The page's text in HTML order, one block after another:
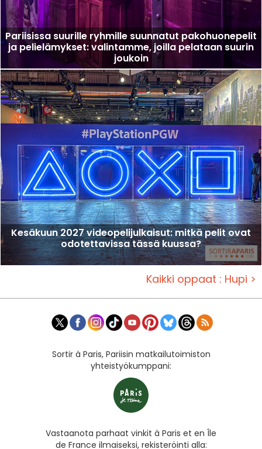
Pariisissa suurille ryhmille suunnatut pakohuonepelit
ja pelielämykset: valintamme, joilla pelataan suurin
joukoin
Kesäkuun 2027 videopelijulkaisut: mitkä pelit ovat
odotettavissa tässä kuussa?
Kaikki oppaat : Hupi >
Sortir à Paris, Pariisin matkailutoimiston
yhteistyökumppani:
Vastaanota parhaat vinkit à Paris et en Île
de France ilmaiseksi, rekisteröinti alla: